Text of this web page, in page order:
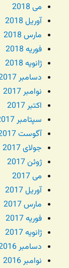
می 2018
آوریل 2018
مارس 2018
فوریه 2018
ژانویه 2018
دسامبر 2017
نوامبر 2017
اکتبر 2017
سپتامبر 2017
آگوست 2017
جولای 2017
ژوئن 2017
می 2017
آوریل 2017
مارس 2017
فوریه 2017
ژانویه 2017
دسامبر 2016
نوامبر 2016